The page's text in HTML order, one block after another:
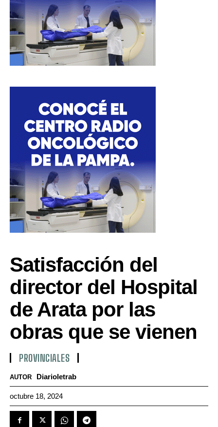
Satisfacción del
director del Hospital
de Arata por las
obras que se vienen
PROVINCIALES
AUTOR Diarioletrab
octubre 18, 2024